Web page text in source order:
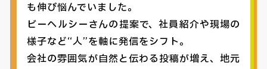
も伸び悩んでいました。
ビーヘルシーさんの提案で、社員紹介や現場の
様子など“人”を軸に発信をシフト。
会社の雰囲気が自然と伝わる投稿が増え、地元